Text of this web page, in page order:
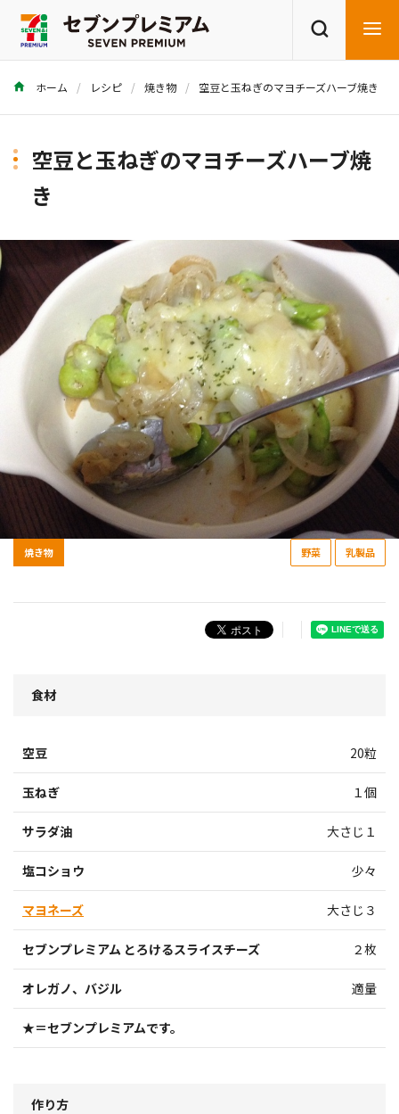
商品を探す レシピを探す
ホーム レシピ 焼き物 空豆と玉ねぎのマヨチーズハーブ焼き
空豆と玉ねぎのマヨチーズハーブ焼
き
焼き物 野菜 乳製品
食材
空豆 20粒
玉ねぎ １個
サラダ油 大さじ１
塩コショウ 少々
マヨネーズ 大さじ３
セブンプレミアム とろけるスライスチーズ ２枚
オレガノ、バジル 適量
★＝セブンプレミアムです。
作り方